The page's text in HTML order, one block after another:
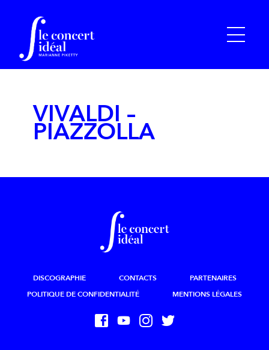
VIVALDI –
PIAZZOLLA
DISCOGRAPHIE CONTACTS
PARTENAIRES
POLITIQUE DE CONFIDENTIALITÉ
MENTIONS LÉGALES